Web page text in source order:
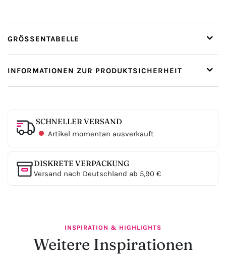
GRÖSSENTABELLE
INFORMATIONEN ZUR PRODUKTSICHERHEIT
SCHNELLER VERSAND
Artikel momentan ausverkauft
DISKRETE VERPACKUNG
Versand nach Deutschland ab 5,90 €
INSPIRATION & HIGHLIGHTS
Weitere Inspirationen